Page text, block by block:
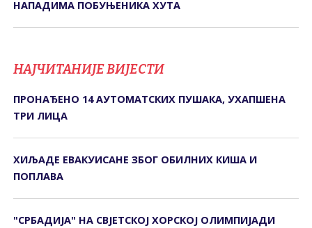
НАПАДИМА ПОБУЊЕНИКА ХУТА
НАЈЧИТАНИЈЕ ВИЈЕСТИ
ПРОНАЂЕНО 14 АУТОМАТСКИХ ПУШАКА, УХАПШЕНА
ТРИ ЛИЦА
ХИЉАДЕ ЕВАКУИСАНЕ ЗБОГ ОБИЛНИХ КИША И
ПОПЛАВА
"СРБАДИЈА" НА СВЈЕТСКОЈ ХОРСКОЈ ОЛИМПИЈАДИ